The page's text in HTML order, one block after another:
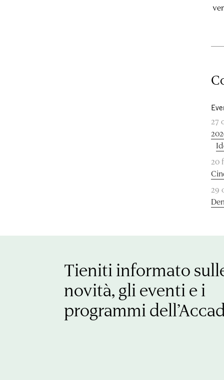
27
20
29
Tieniti informato
novità, gli eventi e i
programmi